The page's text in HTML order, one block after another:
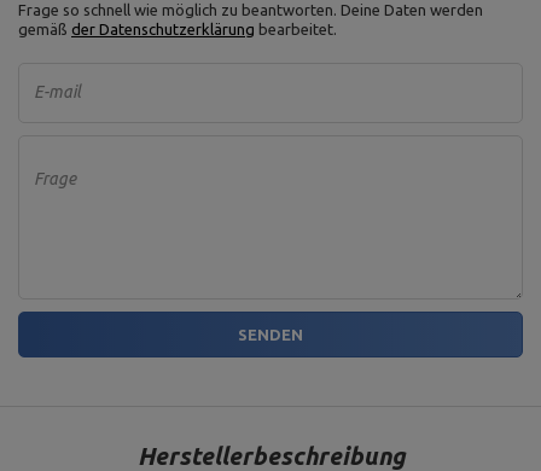
Frage so schnell wie möglich zu beantworten. Deine Daten werden
gemäß der Datenschutzerklärung bearbeitet.
E-mail
Frage
SENDEN
Herstellerbeschreibung